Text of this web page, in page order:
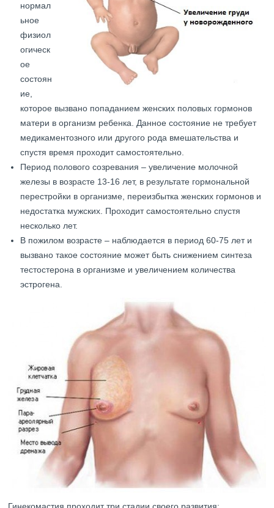
нормал
ьное
физиол
огическ
ое
состоян
ие,
которое вызвано попаданием женских половых гормонов
матери в организм ребенка. Данное состояние не требует
медикаментозного или другого рода вмешательства и
спустя время проходит самостоятельно.
Период полового созревания – увеличение молочной
железы в возрасте 13-16 лет, в результате гормональной
перестройки в организме, переизбытка женских гормонов и
недостатка мужских. Проходит самостоятельно спустя
несколько лет.
В пожилом возрасте – наблюдается в период 60-75 лет и
вызвано такое состояние может быть снижением синтеза
тестостерона в организме и увеличением количества
эстрогена.